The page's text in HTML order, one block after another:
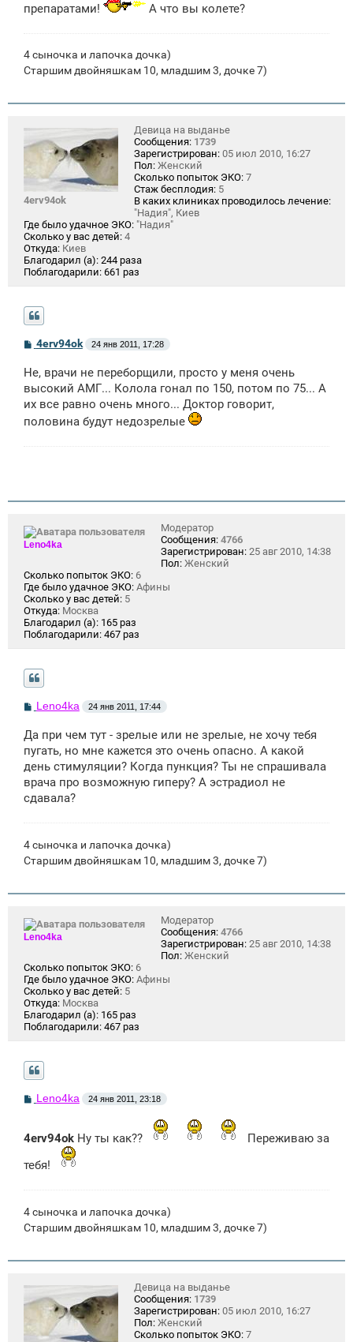
препаратами!
А что вы колете?
4 сыночка и лапочка дочка)
Старшим двойняшкам 10, младшим 3, дочке 7)
4erv94ok
Девица на выданье
Сообщения: 1739
Зарегистрирован: 05 июл 2010, 16:27
Пол: Женский
Сколько попыток ЭКО: 7
Стаж бесплодия: 5
В каких клиниках проводилось лечение:
"Надия", Киев
Где было удачное ЭКО: "Надия"
Сколько у вас детей: 4
Откуда: Киев
Благодарил (а): 244 раза
Поблагодарили: 661 раз
С
б
щ
н
и
4erv94ok 24 янв 2011, 17:28
Не, врачи не переборщили, просто у меня очень
высокий АМГ... Колола гонал по 150, потом по 75... А
их все равно очень много... Доктор говорит,
половина будут недозрелые
Leno4ka
Модератор
Сообщения: 4766
Зарегистрирован: 25 авг 2010, 14:38
Пол: Женский
Сколько попыток ЭКО: 6
Где было удачное ЭКО: Афины
Сколько у вас детей: 5
Откуда: Москва
Благодарил (а): 165 раз
Поблагодарили: 467 раз
С
б
щ
е
н
и
Leno4ka 24 янв 2011, 17:44
Да при чем тут - зрелые или не зрелые, не хочу тебя
пугать, но мне кажется это очень опасно. А какой
день стимуляции? Когда пункция? Ты не спрашивала
врача про возможную гиперу? А эстрадиол не
сдавала?
4 сыночка и лапочка дочка)
Старшим двойняшкам 10, младшим 3, дочке 7)
Leno4ka
Модератор
Сообщения: 4766
Зарегистрирован: 25 авг 2010, 14:38
Пол: Женский
Сколько попыток ЭКО: 6
Где было удачное ЭКО: Афины
Сколько у вас детей: 5
Откуда: Москва
Благодарил (а): 165 раз
Поблагодарили: 467 раз
С
о
щ
н
Leno4ka 24 янв 2011, 23:18
4erv94ok Ну ты как??
Переживаю за
тебя!
4 сыночка и лапочка дочка)
Старшим двойняшкам 10, младшим 3, дочке 7)
Девица на выданье
Сообщения: 1739
Зарегистрирован: 05 июл 2010, 16:27
Пол: Женский
Сколько попыток ЭКО: 7